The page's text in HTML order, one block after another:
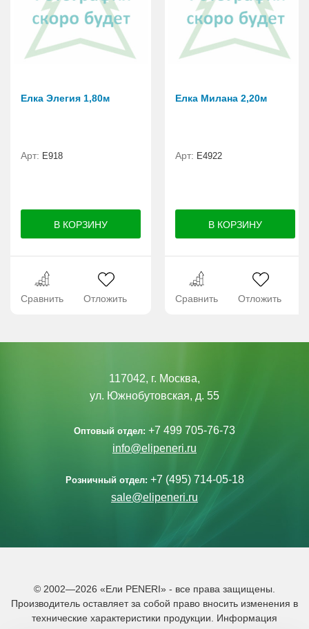
Елка Элегия 1,80м
Арт: E918
Сравнить Отложить
Елка Милана 2,20м
Арт: Е4922
Сравнить Отложить
117042, г. Москва,
ул. Южнобутовская, д. 55
Оптовый отдел: +7 499 705-76-73
info@elipeneri.ru
Розничный отдел: +7 (495) 714-05-18
sale@elipeneri.ru
© 2002—2026 «Ели PENERI» - все права защищены.
Производитель оставляет за собой право вносить изменения в
технические характеристики продукции. Информация